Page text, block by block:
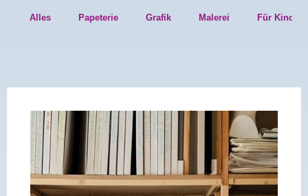
Alles Papeterie Grafik Malerei Für Kinder